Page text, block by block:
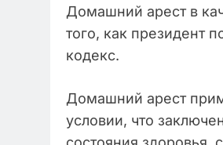
Домашний арест в
того, как президент
кодекс.
Домашний арест
условии, что